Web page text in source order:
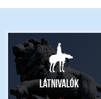
Látnivalók